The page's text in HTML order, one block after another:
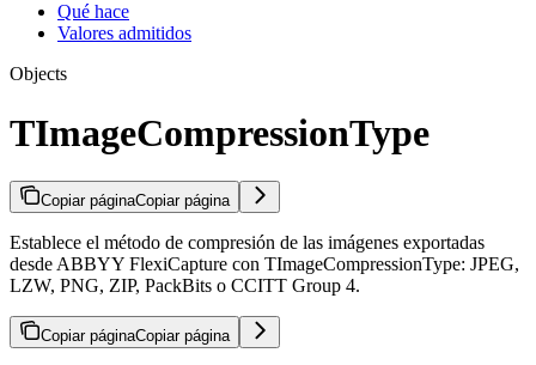
Qué hace
Valores admitidos
Objects
TImageCompressionType
Copiar páginaCopiar página
Establece el método de compresión de las imágenes exportadas
desde ABBYY FlexiCapture con TImageCompressionType: JPEG,
LZW, PNG, ZIP, PackBits o CCITT Group 4.
Copiar páginaCopiar página